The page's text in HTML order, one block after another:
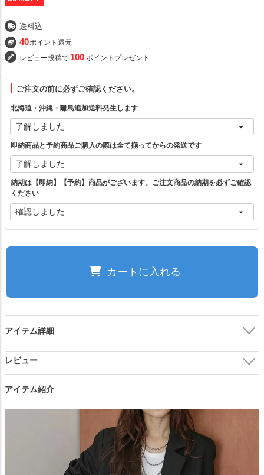
フリー（1）
ブラック
グレー カートに入れる
ベージュ カートに入れる
ご注文の前に必ずご確認ください。
送料込
40ポイント還元
レビュー投稿で 100 ポイントプレゼント
ご注文の前に必ずご確認ください。
北海道・沖縄・離島追加送料発生します
即納商品と予約商品ご購入の際は全て揃ってからの発送です
納期は【即納】【予約】商品がございます。ご注文商品の納期を必ずご確認
ください
カートに入れる
アイテム詳細
アイテム紹介